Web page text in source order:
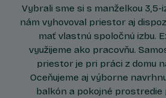
Vybrali sme si s manželkou
nám vyhovoval priestor aj
mať vlastnú spoločnú izbu.
využijeme ako pracovňu.
priestor je pri práci z domu
Oceňujeme aj výborne
balkón a pokojné prostredie